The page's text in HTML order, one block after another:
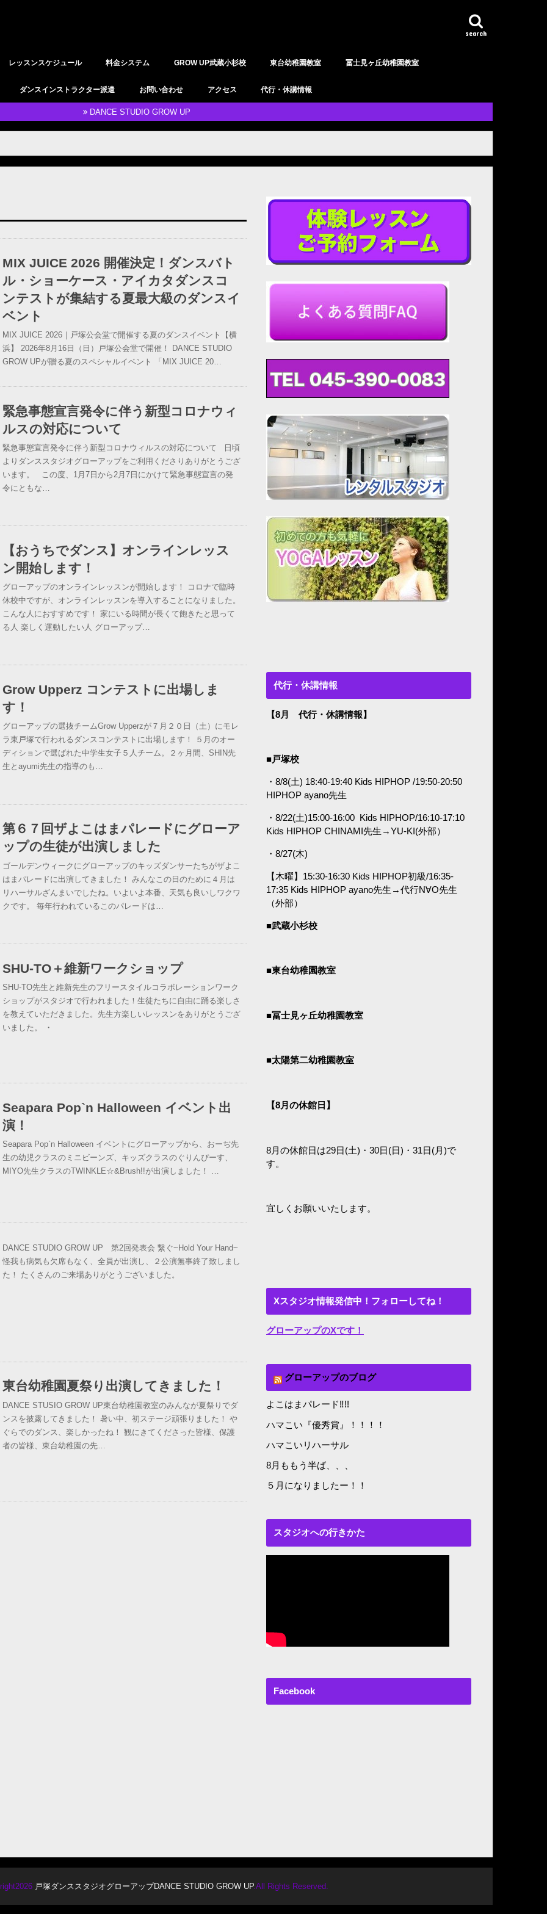
search
レッスンスケジュール
YOGAレッスン
料金システム
レンタルスタジオ
GROW UP武蔵小杉校 東台幼稚園教室 冨士見ヶ丘幼稚園教室
ダンスインストラクター派遣 お問い合わせ アクセス 代行・休講情報
DANCE STUDIO GROW UP
MIX JUICE 2026 開催決定！ダンスバト
ル・ショーケース・アイカタダンスコ
ンテストが集結する夏最大級のダンスイ
ベント
MIX JUICE 2026｜戸塚公会堂で開催する夏のダンスイベント【横
浜】 2026年8月16日（日）戸塚公会堂で開催！ DANCE STUDIO
GROW UPが贈る夏のスペシャルイベント 「MIX JUICE 20…
緊急事態宣言発令に伴う新型コロナウィ
ルスの対応について
緊急事態宣言発令に伴う新型コロナウィルスの対応について 日頃
よりダンススタジオグローアップをご利用くださりありがとうござ
います。 この度、1月7日から2月7日にかけて緊急事態宣言の発
令にともな…
【おうちでダンス】オンラインレッス
ン開始します！
グローアップのオンラインレッスンが開始します！ コロナで臨時
休校中ですが、オンラインレッスンを導入することになりました。
こんな人におすすめです！ 家にいる時間が長くて飽きたと思って
る人 楽しく運動したい人 グローアップ…
Grow Upperz コンテストに出場しま
す！
グローアップの選抜チームGrow Upperzが７月２０日（土）にモレ
ラ東戸塚で行われるダンスコンテストに出場します！ ５月のオー
ディションで選ばれた中学生女子５人チーム。２ヶ月間、SHIN先
生とayumi先生の指導のも…
第６７回ザよこはまパレードにグローア
ップの生徒が出演しました
ゴールデンウィークにグローアップのキッズダンサーたちがザよこ
はまパレードに出演してきました！ みんなこの日のために４月は
リハーサルざんまいでしたね。いよいよ本番、天気も良いしワクワ
クです。 毎年行われているこのパレードは…
SHU-TO＋維新ワークショップ
SHU-TO先生と維新先生のフリースタイルコラボレーションワーク
ショップがスタジオで行われました！生徒たちに自由に踊る楽しさ
を教えていただきました。先生方楽しいレッスンをありがとうござ
いました。 ・
Seapara Pop`n Halloween イベント出
演！
Seapara Pop`n Halloween イベントにグローアップから、おーぢ先
生の幼児クラスのミニビーンズ、キッズクラスのぐりんぴーす、
MIYO先生クラスのTWINKLE☆&Brush!!が出演しました！ …
DANCE STUDIO GROW UP 第2回発表会 繋ぐ~Hold Your Hand~
怪我も病気も欠席もなく、全員が出演し、２公演無事終了致しまし
た！ たくさんのご来場ありがとうございました。
東台幼稚園夏祭り出演してきました！
DANCE STUSIO GROW UP東台幼稚園教室のみんなが夏祭りでダ
ンスを披露してきました！ 暑い中、初ステージ頑張りました！ や
ぐらでのダンス、楽しかったね！ 観にきてくださった皆様、保護
者の皆様、東台幼稚園の先…
代行・休講情報
【8月 代行・休講情報】
■戸塚校
・8/8(土) 18:40-19:40 Kids HIPHOP /19:50-20:50
HIPHOP ayano先生
・8/22(土)15:00-16:00
Kids HIPHOP/16:10-17:10
Kids HIPHOP CHINAMI 先生→YU-KI(外部）
・8/27(木)
【木曜】15:30-16:30 Kids HIPHOP初級/16:35-
17:35 Kids HIPHOP ayano先生→代行N∀O先生
（外部）
■武蔵小杉校
■東台幼稚園教室
■冨士見ヶ丘幼稚園教室
■太陽第二幼稚園教室
【8月の休館日】
8月の休館日は29日(土)・30日(日)・31日(月)で
す。
宜しくお願いいたします。
Xスタジオ情報発信中！フォローしてね！
グローアップのXです！
グローアップのブログ
よこはまパレード‼︎!!
ハマこい『優秀賞』！！！！
ハマこいリハーサル
8月ももう半ば、、、
５月になりましたー！！
スタジオへの行きかた
Facebook
戸塚ダンススタジオグローアップDANCE STUDIO GROW UP.All Rights Reserved.